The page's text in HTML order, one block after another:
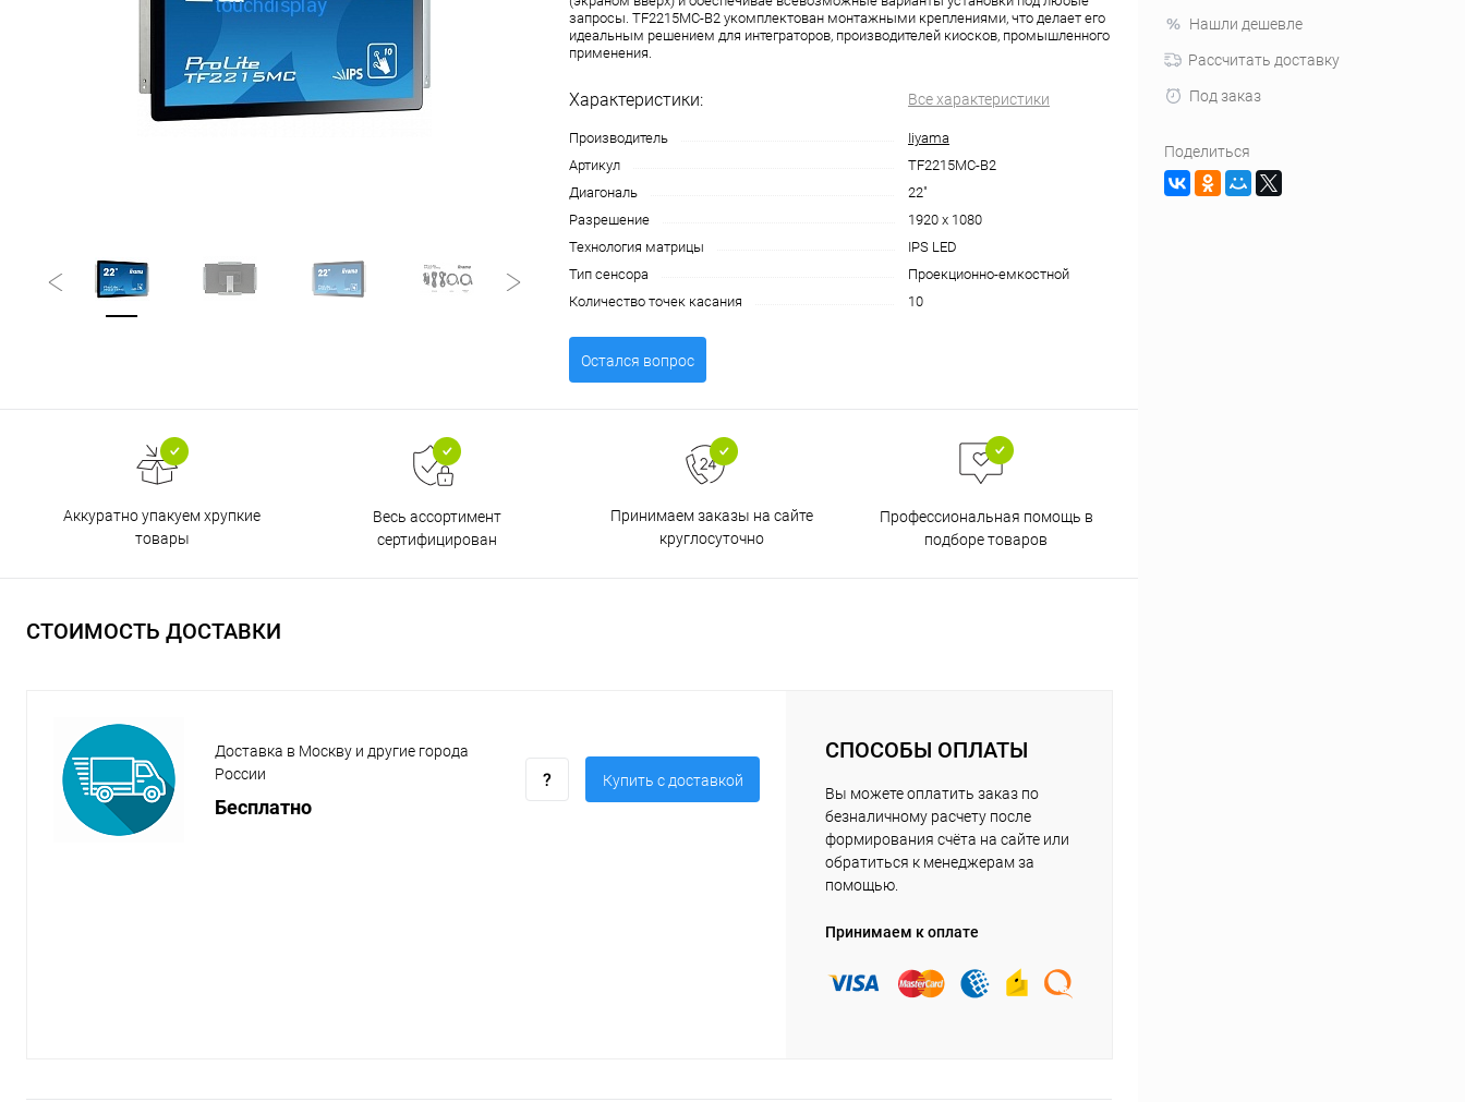
запросы. TF2215MC-B2 укомплектован монтажными креплениями, что делает его
идеальным решением для интеграторов, производителей киосков, промышленного
применения.
Характеристики: Все характеристики
Производитель
Iiyama
Артикул
TF2215MC-B2
Диагональ
22"
Разрешение
1920 x 1080
Технология матрицы
IPS LED
Тип сенсора
Проекционно-емкостной
Количество точек касания
10
Остался вопрос
Аккуратно упакуем хрупкие
товары
Весь ассортимент
сертифицирован
Принимаем заказы на сайте
круглосуточно
Профессиональная помощь в
подборе товаров
СТОИМОСТЬ ДОСТАВКИ
Доставка в Москву и другие города
России
Бесплатно
Купить c доставкой
СПОСОБЫ ОПЛАТЫ
Вы можете оплатить заказ по
безналичному расчету после
формирования счёта на сайте или
обратиться к менеджерам за
помощью.
Принимаем к оплате
Нашли дешевле
Рассчитать доставку
Под заказ
Поделиться